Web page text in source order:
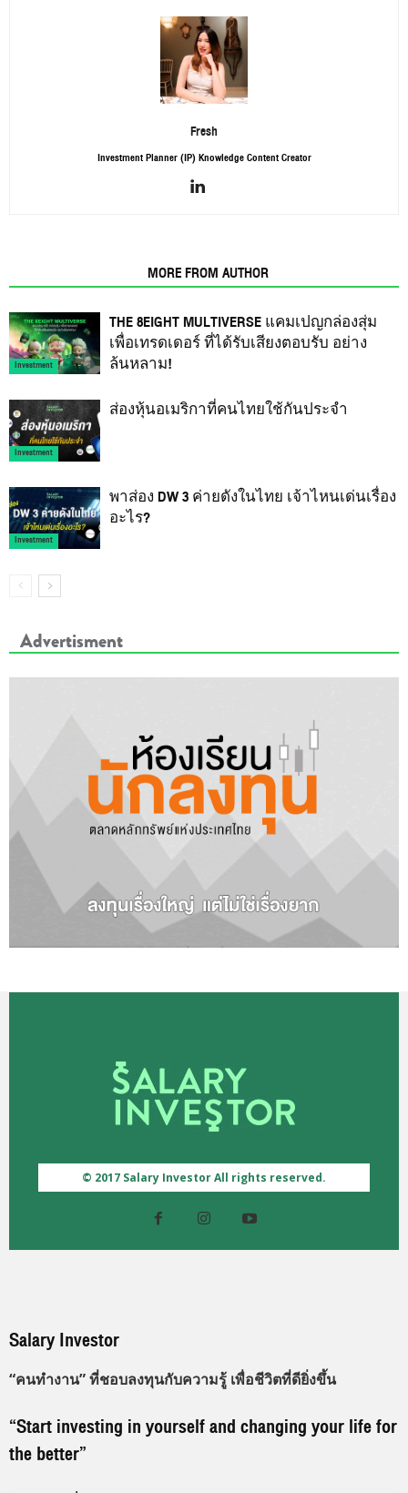
Fresh
Investment Planner (IP) Knowledge Content Creator
MORE FROM AUTHOR
Investment
THE 8EIGHT MULTIVERSE แคมเปญกล่องสุ่ม
เพื่อเทรดเดอร์ ที่ได้รับเสียงตอบรับ อย่าง
ล้นหลาม!
Investment
ส่องหุ้นอเมริกาที่คนไทยใช้กันประจำ
Investment
พาส่อง DW 3 ค่ายดังในไทย เจ้าไหนเด่นเรื่อง
อะไร?
Advertisment
© 2017 Salary Investor All rights reserved.
Salary Investor
“คนทำงาน” ที่ชอบลงทุนกับความรู้ เพื่อชีวิตที่ดียิ่งขึ้น
“Start investing in yourself and changing your life for
the better”